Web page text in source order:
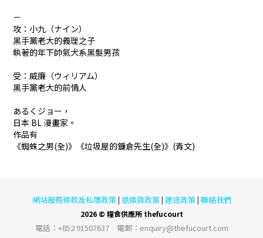
－
攻：小九（ナイン）
黑手黨老大的義理之子
執著的年下帥氣犬系黑髮男孩
受：威廉（ウィリアム）
黑手黨老大的前情人
あるくジョー，
日本 BL 漫畫家。
作品有
《蜘蛛之男(全)》《垃圾屋的鐮倉先生(全)》(青文)
網站服務條款及私隱政策| 退換貨政策| 運送政策 | 聯絡我們
2026 © 糧食供應所 thefucourt
電話︰+852 91507637 電郵︰enquiry@thefucourt.com